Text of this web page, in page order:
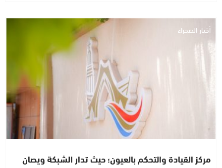
أخبار الصحراء
مركز القيادة والتحكم بالعيون؛ حيث تدار الشبكة ويصان